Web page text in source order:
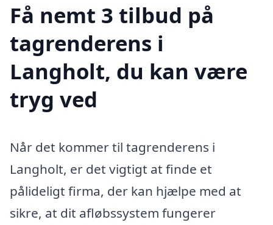
Få nemt 3 tilbud på
tagrenderens i
Langholt, du kan være
tryg ved
Når det kommer til tagrenderens i
Langholt, er det vigtigt at finde et
pålideligt firma, der kan hjælpe med at
sikre, at dit afløbssystem fungerer